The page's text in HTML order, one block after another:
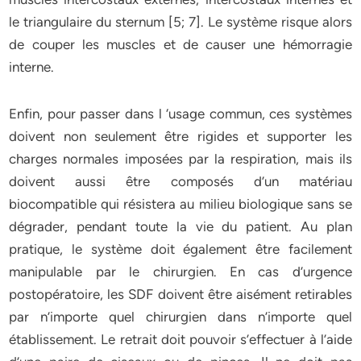
le triangulaire du sternum [5; 7]. Le système risque alors
de couper les muscles et de causer une hémorragie
interne.
Enfin, pour passer dans l ‘usage commun, ces systèmes
doivent non seulement être rigides et supporter les
charges normales imposées par la respiration, mais ils
doivent aussi être composés d’un matériau
biocompatible qui résistera au milieu biologique sans se
dégrader, pendant toute la vie du patient. Au plan
pratique, le système doit également être facilement
manipulable par le chirurgien. En cas d’urgence
postopératoire, les SDF doivent être aisément retirables
par n’importe quel chirurgien dans n’importe quel
établissement. Le retrait doit pouvoir s’effectuer à l’aide